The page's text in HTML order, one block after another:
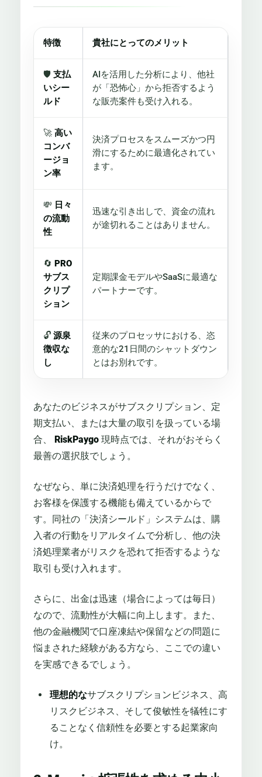
特徴 貴社にとってのメリット
🛡️ 支払
いシー
ルド
AIを活用した分析により、他社
が「恐怖心」から拒否するよう
な販売案件も受け入れる。
🚀 高い
コンバ
ージョ
ン率
決済プロセスをスムーズかつ円
滑にするために最適化されてい
ます。
💸 日々
の流動
性
迅速な引き出しで、資金の流れ
が途切れることはありません。
🔄 PRO
サブス
クリプ
ション
定期課金モデルやSaaSに最適な
パートナーです。
🔓 源泉
徴収な
し
従来のプロセッサにおける、恣
意的な21日間のシャットダウン
とはお別れです。
あなたのビジネスがサブスクリプション、定
期支払い、または大量の取引を扱っている場
合、 RiskPaygo 現時点では、それがおそらく
最善の選択肢でしょう。
なぜなら、単に決済処理を行うだけでなく、
お客様を保護する機能も備えているからで
す。同社の「決済シールド」システムは、購
入者の行動をリアルタイムで分析し、他の決
済処理業者がリスクを恐れて拒否するような
取引も受け入れます。
さらに、出金は迅速（場合によっては毎日）
なので、流動性が大幅に向上します。また、
他の金融機関で口座凍結や保留などの問題に
悩まされた経験がある方なら、ここでの違い
を実感できるでしょう。
理想的なサブスクリプションビジネス、高
リスクビジネス、そして俊敏性を犠牲にす
ることなく信頼性を必要とする起業家向
け。